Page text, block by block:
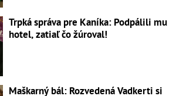
Trpká správa pre Kaníka: Podpálili mu
hotel, zatiaľ čo žúroval!
Maškarný bál: Rozvedená Vadkerti si